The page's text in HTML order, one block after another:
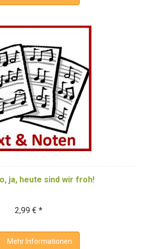
ja, heute sind wir froh!
2,99 € *
Mehr Informationen